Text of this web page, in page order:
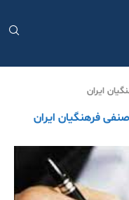
ایران
فرهنگیان ایران